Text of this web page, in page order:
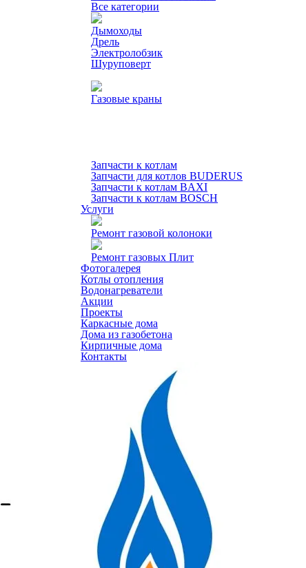
Все категории
Дымоходы
Дрель
Электролобзик
Шуруповерт
Газовые краны
Запчасти к котлам
Запчасти для котлов BUDERUS
Запчасти к котлам BAXI
Запчасти к котлам BOSCH
Услуги
Ремонт газовой колоноки
Ремонт газовых Плит
Фотогалерея
Котлы отопления
Водонагреватели
Акции
Проекты
Каркасные дома
Дома из газобетона
Кирпичные дома
Контакты